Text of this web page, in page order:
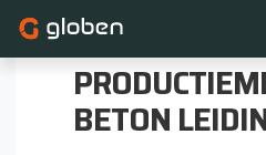
Werken
Voor
KAN EEN
BETON